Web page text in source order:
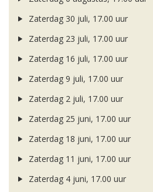
Zaterdag 30 juli, 17.00 uur
Zaterdag 23 juli, 17.00 uur
Zaterdag 16 juli, 17.00 uur
Zaterdag 9 juli, 17.00 uur
Zaterdag 2 juli, 17.00 uur
Zaterdag 25 juni, 17.00 uur
Zaterdag 18 juni, 17.00 uur
Zaterdag 11 juni, 17.00 uur
Zaterdag 4 juni, 17.00 uur